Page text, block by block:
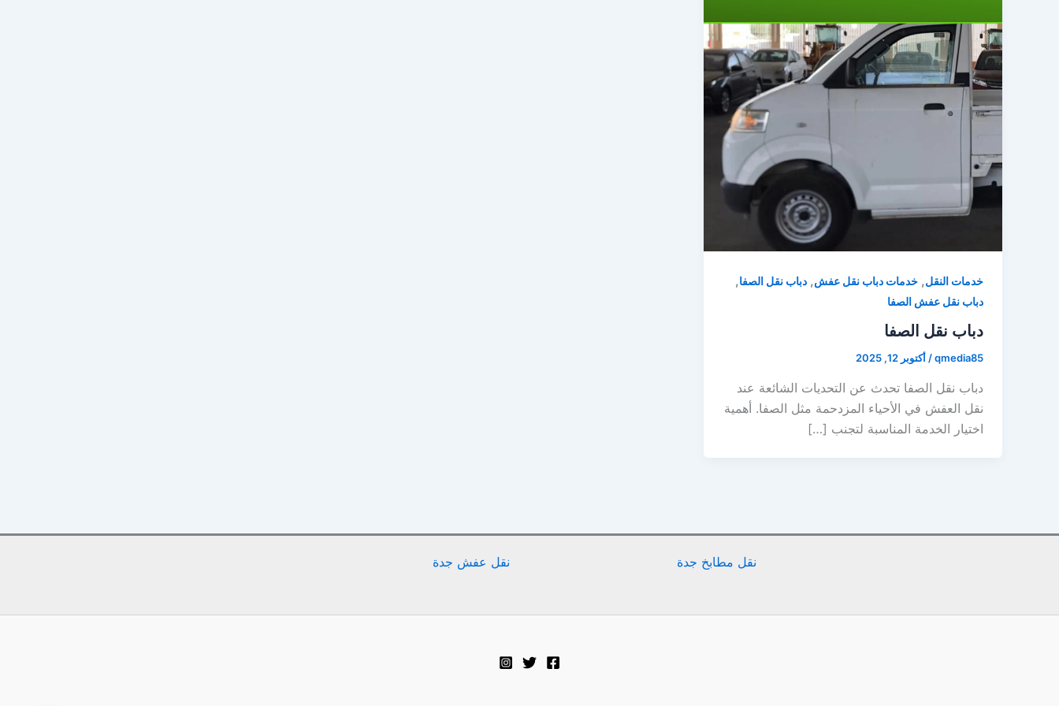
خدمات النقل, خدمات دباب نقل عفش, دباب نقل الصفا,
دباب نقل عفش الصفا
دباب نقل الصفا
qmedia85
/أكتوبر 12, 2025
دباب نقل الصفا تحدث عن التحديات الشائعة عند
نقل العفش في الأحياء المزدحمة مثل الصفا. أهمية
اختيار الخدمة المناسبة لتجنب […]
نقل مطابخ جدة نقل عفش جدة